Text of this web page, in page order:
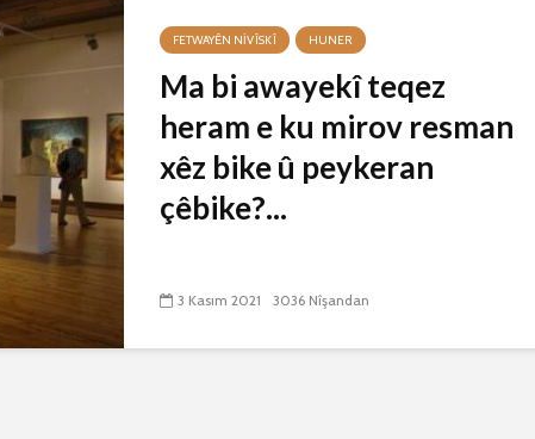
FETWAYÊN NIVÎSKÎ HUNER
Ma bi awayekî teqez
heram e ku mirov resman
xêz bike û peykeran
çêbike?...
3 Kasım 2021 3036 Nîşandan